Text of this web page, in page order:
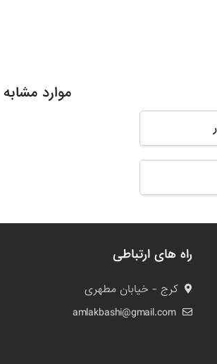
موارد مشابه
راه های ارتباطی
کرج - خیابان مطهری
amlakbashi@gmail.com